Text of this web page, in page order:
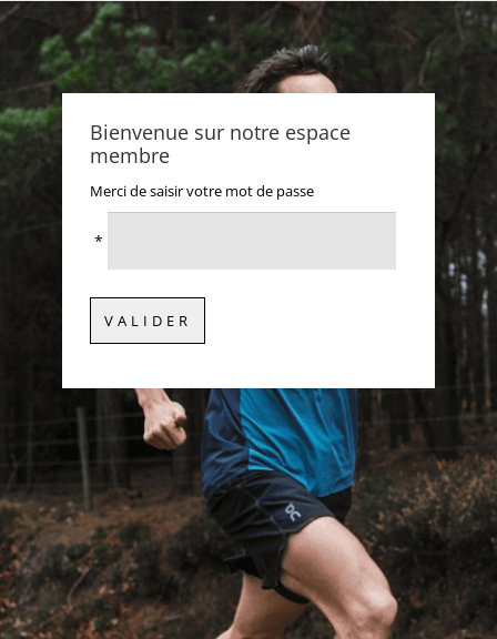
Bienvenue sur notre espace
membre
Merci de saisir votre mot de passe
*